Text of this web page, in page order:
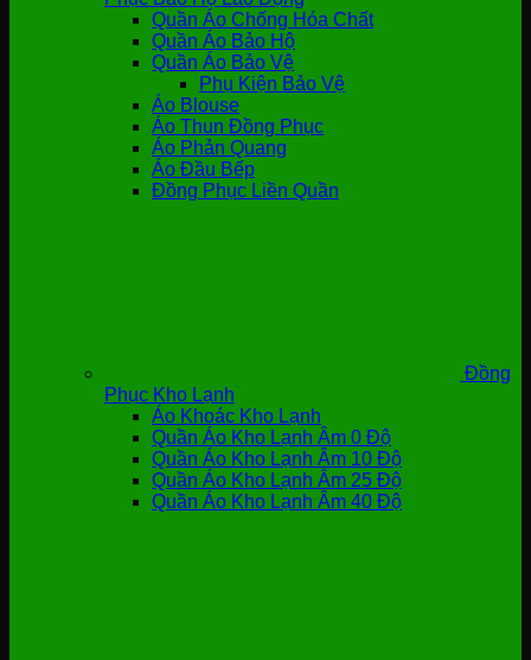
Quần Áo Chống Hóa Chất
Quần Áo Bảo Hộ
Quần Áo Bảo Vệ
Phụ Kiện Bảo Vệ
Áo Blouse
Áo Thun Đồng Phục
Áo Phản Quang
Áo Đầu Bếp
Đồng Phục Liền Quần
Đồng
Phục Kho Lạnh
Áo Khoác Kho Lạnh
Quần Áo Kho Lạnh Âm 0 Độ
Quần Áo Kho Lạnh Âm 10 Độ
Quần Áo Kho Lạnh Âm 25 Độ
Quần Áo Kho Lạnh Âm 40 Độ